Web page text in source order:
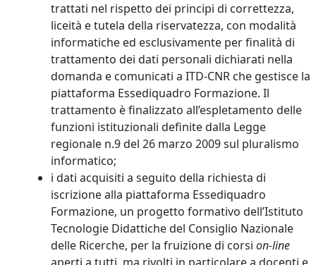
trattati nel rispetto dei principi di correttezza,
liceità e tutela della riservatezza, con modalità
informatiche ed esclusivamente per finalità di
trattamento dei dati personali dichiarati nella
domanda e comunicati a ITD-CNR che gestisce la
piattaforma Essediquadro Formazione. Il
trattamento è finalizzato all’espletamento delle
funzioni istituzionali definite dalla Legge
regionale n.9 del 26 marzo 2009 sul pluralismo
informatico;
i dati acquisiti a seguito della richiesta di
iscrizione alla piattaforma Essediquadro
Formazione, un progetto formativo dell’Istituto
Tecnologie Didattiche del Consiglio Nazionale
delle Ricerche, per la fruizione di corsi on-line